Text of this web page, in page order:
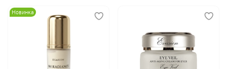
Новинка